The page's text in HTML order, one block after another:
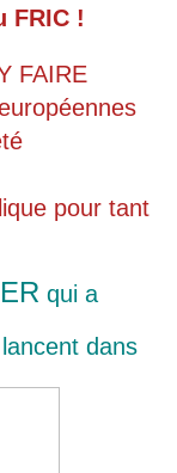
FRIC !
FAIRE
pour tant
qui a
dans